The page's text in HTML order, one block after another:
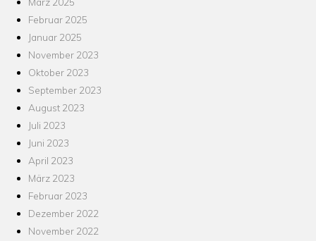
Februar 2025
Januar 2025
November 2023
Oktober 2023
September 2023
August 2023
Juli 2023
Juni 2023
April 2023
März 2023
Februar 2023
Dezember 2022
November 2022